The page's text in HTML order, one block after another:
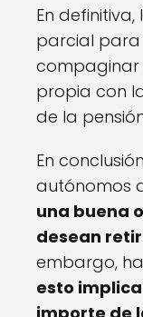
En
parcial
compaginar
propia con
de la
En
autónomos
una buena
desean
embargo,
esto